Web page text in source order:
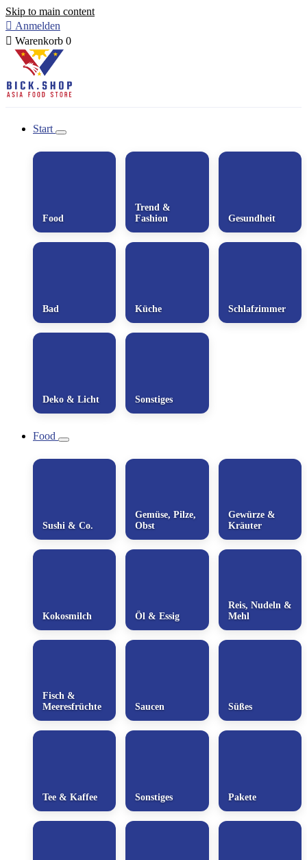
Skip to main content
 Anmelden
 Warenkorb 0
Start
Food
Trend &
Fashion
Gesundheit
Bad Küche Schlafzimmer
Deko & Licht Sonstiges
Food
Sushi & Co.
Gemüse, Pilze,
Obst
Gewürze &
Kräuter
Kokosmilch Öl & Essig
Reis, Nudeln &
Mehl
Fisch &
Meeresfrüchte
Saucen Süßes
Tee & Kaffee Sonstiges Pakete